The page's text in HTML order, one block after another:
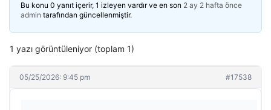
Bu konu 0 yanıt içerir, 1 izleyen vardır ve en son 2 ay 2 hafta önce
admin tarafından güncellenmiştir.
1 yazı görüntüleniyor (toplam 1)
05/25/2026: 9:45 pm #17538